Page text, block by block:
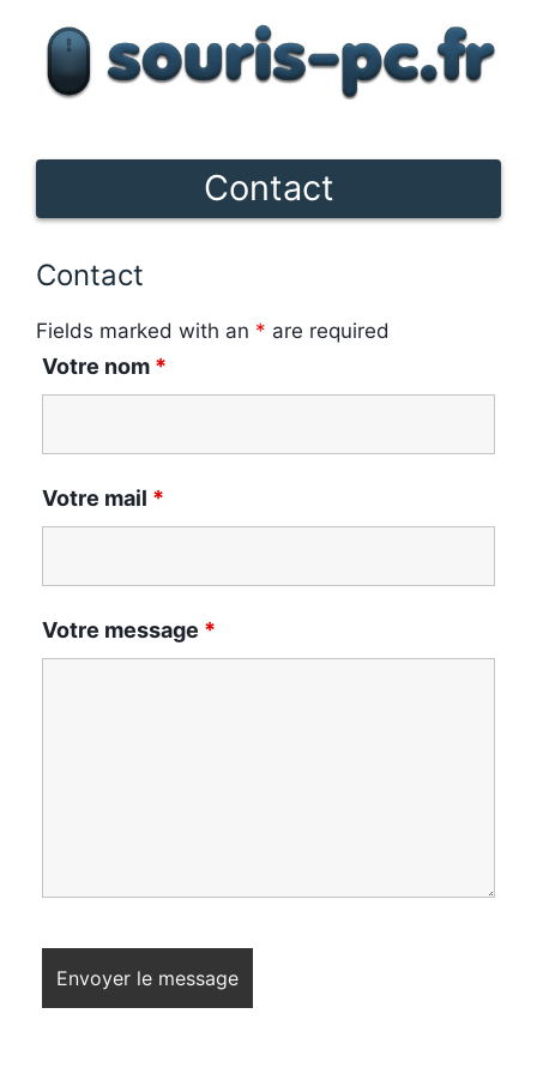
contenu
Contact
Contact
Fields marked with an * are required
Votre nom *
Votre mail *
Votre message *